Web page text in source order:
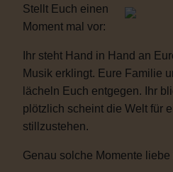
Stellt Euch einen
Moment mal vor:
Ihr steht Hand in Hand an
Musik erklingt. Eure Familie
lächeln Euch entgegen. Ihr
plötzlich scheint die Welt für
stillzustehen.
Genau solche Momente liebe